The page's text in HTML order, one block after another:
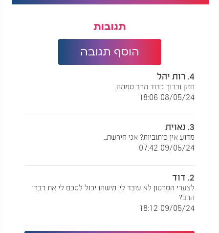
תגובות
הוסף תגובה
4. רות יהל
חזק וברוך כבוד הרב סממה.
08/05/24 18:06
3. נאוית
מדוע אין כיתוביות? אני חירשת...
09/05/24 07:42
2. דוד
לצערי הסרטון לא עובד לי. מישהו יכול לסכם לי את דברי
הרב?
09/05/24 18:12